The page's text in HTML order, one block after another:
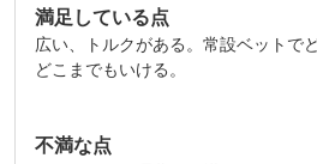
満足している点
広い、トルクがある。常設ベットで
どこまでもいける。
不満な点